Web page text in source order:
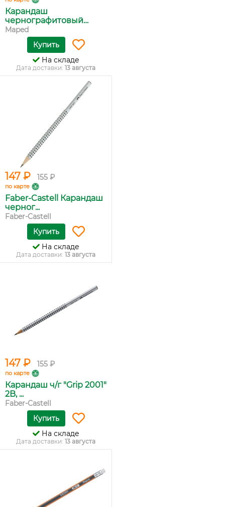
Карандаш
чернографитовый
Mape...
Maped
Купить
На складе
Дата доставки: 13 августа
147 ₽ 155 ₽
по карте
Faber-Castell Карандаш
черног...
Faber-Castell
Купить
На складе
Дата доставки: 13 августа
147 ₽ 155 ₽
по карте
Карандаш ч/г "Grip 2001"
2B, ...
Faber-Castell
Купить
На складе
Дата доставки: 13 августа